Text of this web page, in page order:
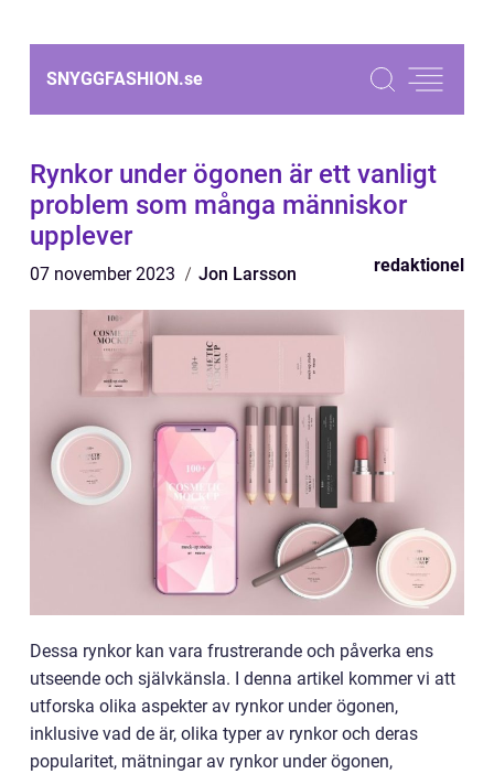
SNYGGFASHION.se
Rynkor under ögonen är ett vanligt
problem som många människor
upplever
07 november 2023 Jon Larsson redaktionel
Dessa rynkor kan vara frustrerande och påverka ens
utseende och självkänsla. I denna artikel kommer vi att
utforska olika aspekter av rynkor under ögonen,
inklusive vad de är, olika typer av rynkor och deras
popularitet, mätningar av rynkor under ögonen,